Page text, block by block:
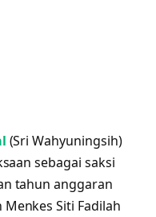
(Sri Wahyuningsih)
sebagai saksi
tahun anggaran
Siti Fadilah